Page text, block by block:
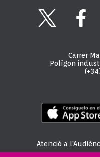
Carrer
Polígon
Atenció a